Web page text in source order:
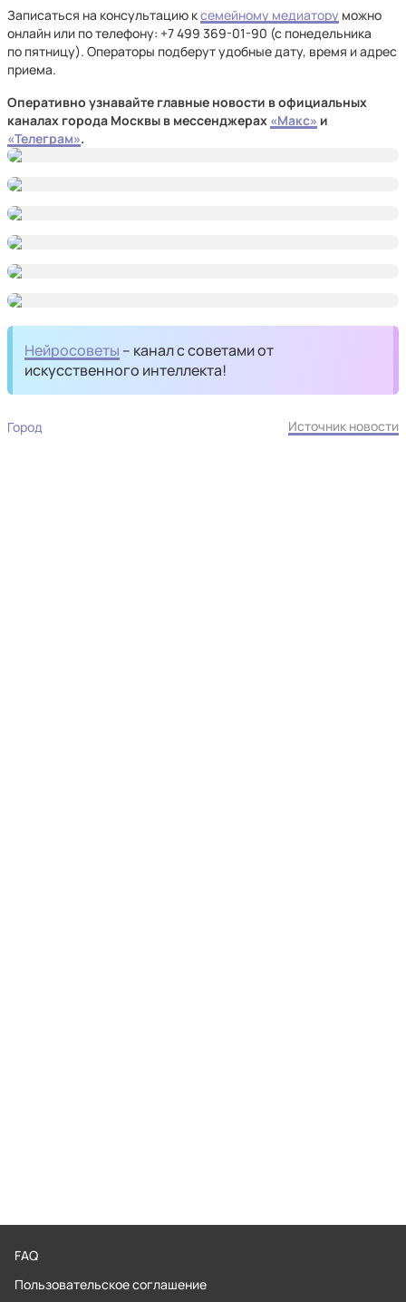
Записаться на консультацию ксемейному медиатору можно
онлайн или по телефону: +7 499 369⁠-01⁠-90 (с понедельника
по пятницу). Операторы подберут удобные дату, время и адрес
приема.
Оперативно узнавайте главные новости в официальных
каналах города Москвы в мессенджерах «Макс» и
«Телеграм».
Нейросоветы – канал с советами от
искусственного интеллекта!
Город Источник новости
FAQ
Пользовательское соглашение